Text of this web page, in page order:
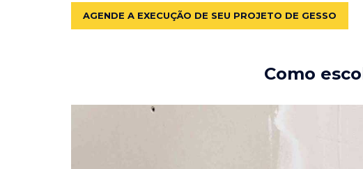
AGENDE A EXECUÇÃO DE SEU PROJETO DE GESSO
Como